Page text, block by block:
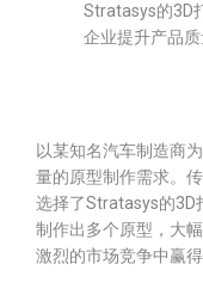
Stratasys的3D
企业提升产品质
以某知名汽车制造商
量的原型制作需求。
选择了Stratasys的3D
制作出多个原型，大
激烈的市场竞争中赢得